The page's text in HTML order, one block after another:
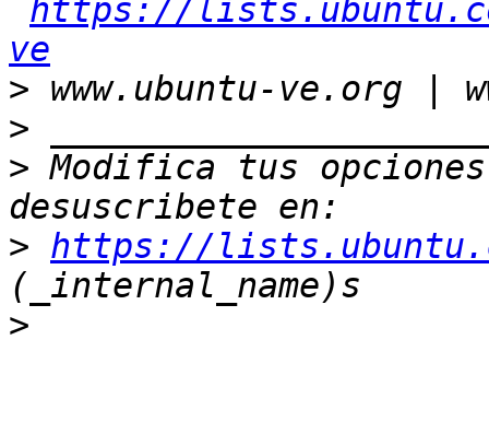
https://
ve
>
>
> Modifica tus
> https://
>